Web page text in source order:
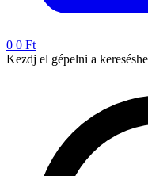
0 0 Ft
Kezdj el gépelni a